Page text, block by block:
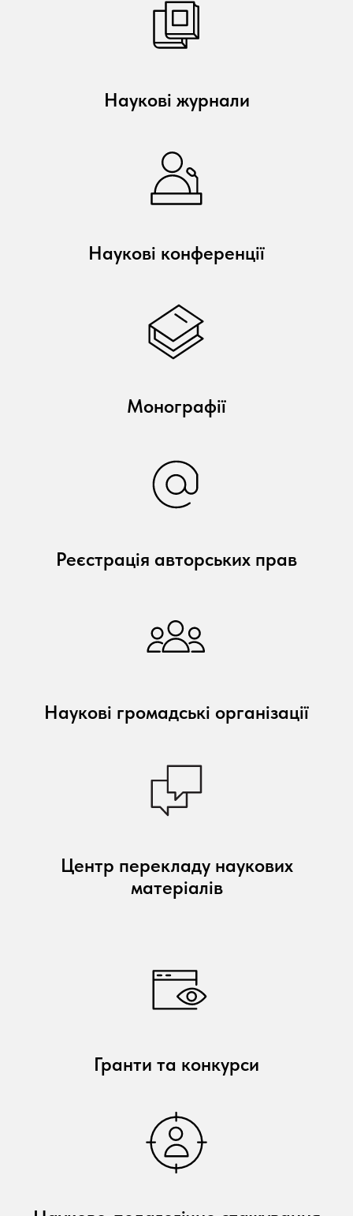
Наукові журнали
Наукові конференції
Монографії
Реєстрація авторських прав
Наукові громадські організації
Центр перекладу наукових
матеріалів
Гранти та конкурси